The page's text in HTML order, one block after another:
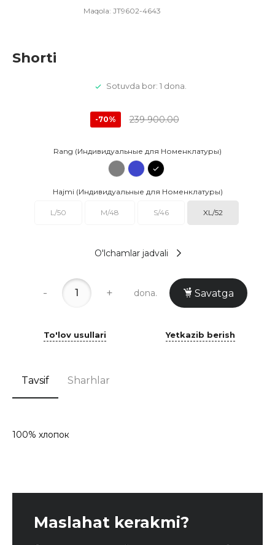
Maqola: JT9602-4643
Shorti
Sotuvda bor: 1 dona.
-70% 239 900.00
Rang (Индивидуальные для Номенклатуры)
Hajmi (Индивидуальные для Номенклатуры)
L/50 M/48 S/46 XL/52
O'lchamlar jadvali
- + dona. Savatga
To'lov usullari Yetkazib berish
Tavsif Sharhlar
100% хлопок
Maslahat kerakmi?